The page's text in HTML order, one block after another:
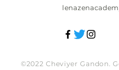
©2022 Cheviyer Gandon.